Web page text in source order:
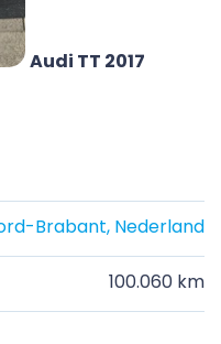
Audi TT 2017
Brabant, Nederland
100.060 km